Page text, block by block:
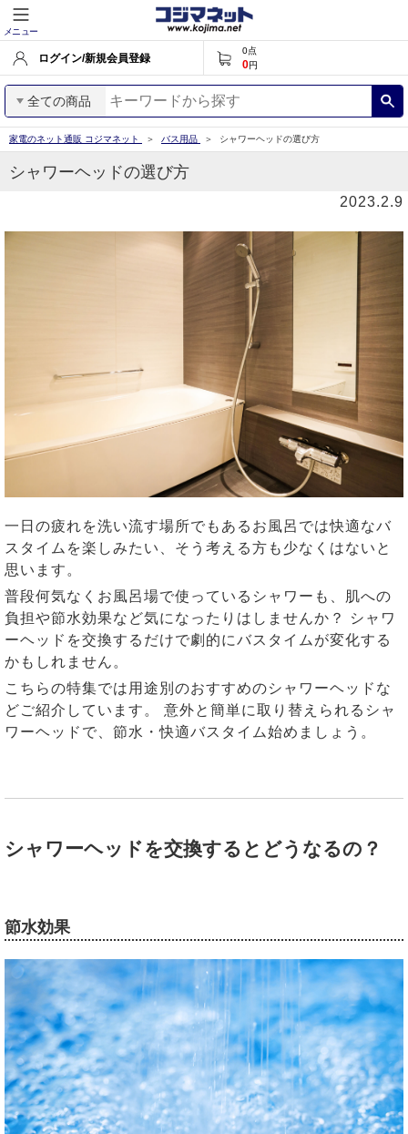
メニュー
ログイン/新規会員登録
0点
0円
全ての商品
家電のネット通販 コジマネット バス用品 シャワーヘッドの選び方
シャワーヘッドの選び方
2023.2.9
一日の疲れを洗い流す場所でもあるお風呂では快適なバ
スタイムを楽しみたい、そう考える方も少なくはないと
思います。
普段何気なくお風呂場で使っているシャワーも、肌への
負担や節水効果など気になったりはしませんか？ シャワ
ーヘッドを交換するだけで劇的にバスタイムが変化する
かもしれません。
こちらの特集では用途別のおすすめのシャワーヘッドな
どご紹介しています。 意外と簡単に取り替えられるシャ
ワーヘッドで、節水・快適バスタイム始めましょう。
シャワーヘッドを交換するとどうなるの？
節水効果